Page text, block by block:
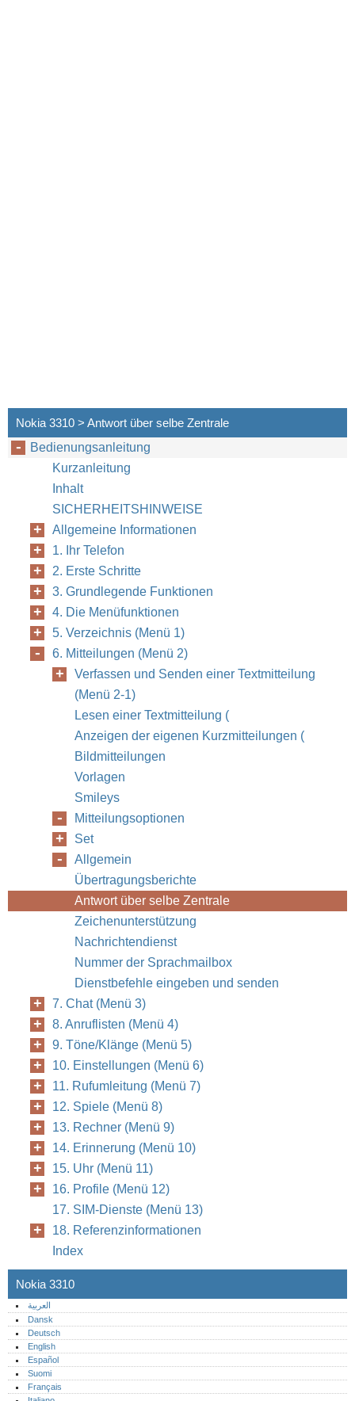
Nokia 3310 > Antwort über selbe Zentrale
Bedienungsanleitung
Kurzanleitung
Inhalt
SICHERHEITSHINWEISE
Allgemeine Informationen
1. Ihr Telefon
2. Erste Schritte
3. Grundlegende Funktionen
4. Die Menüfunktionen
5. Verzeichnis (Menü 1)
6. Mitteilungen (Menü 2)
Verfassen und Senden einer Textmitteilung
(Menü 2-1)
Lesen einer Textmitteilung (
Anzeigen der eigenen Kurzmitteilungen (
Bildmitteilungen
Vorlagen
Smileys
Mitteilungsoptionen
Set
Allgemein
Übertragungsberichte
Antwort über selbe Zentrale
Zeichenunterstützung
Nachrichtendienst
Nummer der Sprachmailbox
Dienstbefehle eingeben und senden
7. Chat (Menü 3)
8. Anruflisten (Menü 4)
9. Töne/Klänge (Menü 5)
10. Einstellungen (Menü 6)
11. Rufumleitung (Menü 7)
12. Spiele (Menü 8)
13. Rechner (Menü 9)
14. Erinnerung (Menü 10)
15. Uhr (Menü 11)
16. Profile (Menü 12)
17. SIM-Dienste (Menü 13)
18. Referenzinformationen
Index
Nokia 3310
العربية
Dansk
Deutsch
English
Español
Suomi
Français